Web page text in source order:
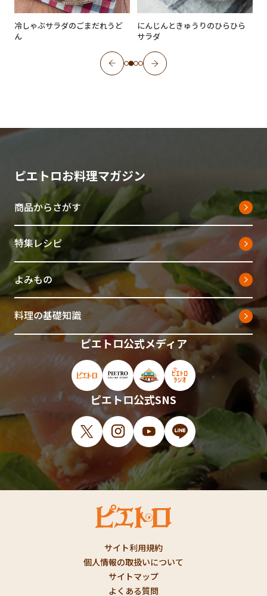
冷しゃぶサラダのごまだれうど
ん
にんじんときゅうりのひらひら
サラダ
ピエトロお料理マガジン
商品からさがす
特集レシピ
よみもの
料理の基礎知識
ピエトロ公式メディア
ピエトロ公式サイト（新しいウィンドウで
ピエトロオンラインストア（新しい
ピエトロホームタウン（新
ピエトロラジオ（新
ピエトロ公式SNS
X（新しいウィンドウで開きます）
Instagram（新しいウィンドウで開
YouTube（新しいウィンド
LINE（新しいウィン
サイト利用規約
個人情報の取扱いについて
サイトマップ
よくある質問